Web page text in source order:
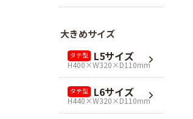
正方形 Mスクエア
H280×W280×D80mm
正方形 Lスクエア
H320×W320×D110mm
大きめサイズ
タテ型 L5サイズ
H400×W320×D110mm
タテ型 L6サイズ
H440×W320×D110mm